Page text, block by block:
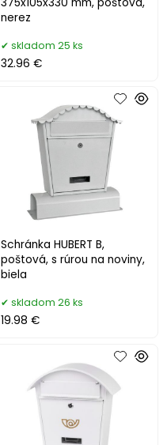
nerez
skladom 25 ks
32.96 €
Schránka HUBERT B,
poštová, s rúrou na noviny,
biela
skladom 26 ks
19.98 €